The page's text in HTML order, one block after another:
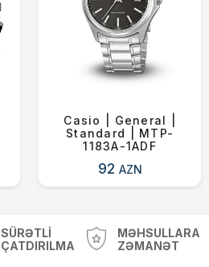
Casio | General |
Standard | MTP-
1183A-1ADF
92 AZN
SÜRƏTLI
ÇATDIRILMA
MƏHSULLARA
ZƏMANƏT